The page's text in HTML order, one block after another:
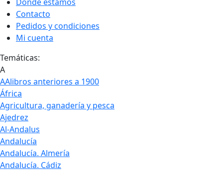
Contacto
Pedidos y condiciones
Mi cuenta
Temáticas:
A
AAlibros anteriores a 1900
África
Agricultura, ganadería y pesca
Ajedrez
Al-Andalus
Andalucía
Andalucía. Almería
Andalucía. Cádiz